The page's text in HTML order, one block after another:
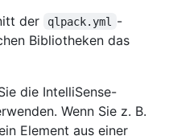
der qlpack.yml
-
Bibliotheken das
die IntelliSense-
Wenn Sie z. B.
Element aus einer